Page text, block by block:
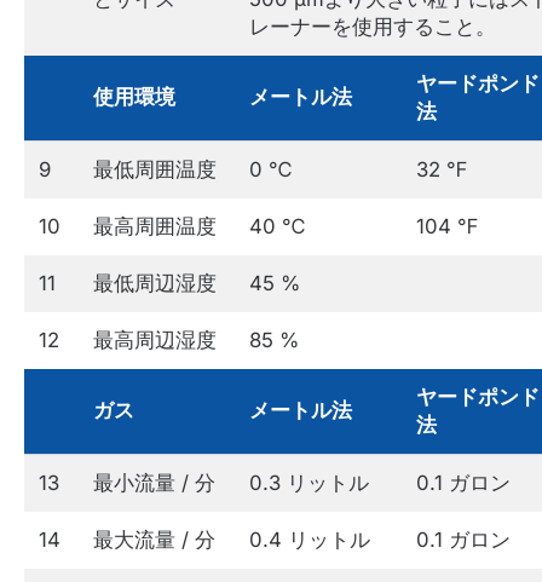
レーナーを使用すること。
使用環境 メートル法
ヤードポンド
法
9 最低周囲温度 0 ℃ 32 ℉
10 最高周囲温度 40 ℃ 104 ℉
11 最低周辺湿度 45 %
12 最高周辺湿度 85 %
ガス メートル法
ヤードポンド
法
13 最小流量 / 分 0.3 リットル 0.1 ガロン
14 最大流量 / 分 0.4 リットル 0.1 ガロン